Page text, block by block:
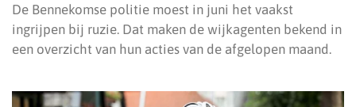
De Bennekomse politie moest in juni het vaakst
ingrijpen bij ruzie. Dat maken de wijkagenten bekend in
een overzicht van hun acties van de afgelopen maand.